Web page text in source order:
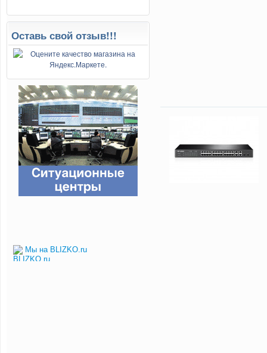
Оставь свой отзыв!!!
Мы на BLIZKO.ru